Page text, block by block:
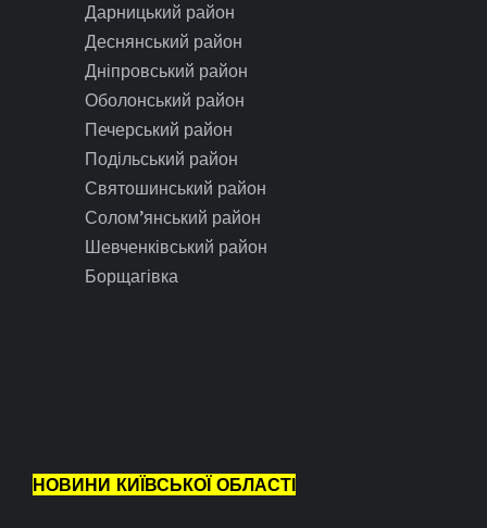
Дарницький район
Деснянський район
Дніпровський район
Оболонський район
Печерський район
Подільський район
Святошинський район
Солом’янський район
Шевченківський район
Борщагівка
НОВИНИ КИЇВСЬКОЇ ОБЛАСТІ